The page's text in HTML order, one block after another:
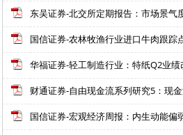
东吴证券-北交所定期报告：市场景气
国信证券-农林牧渔行业进口牛肉跟踪
华福证券-轻工制造行业：特纸Q2业
财通证券-自由现金流系列研究5：现
国信证券-宏观经济周报：内生动能偏